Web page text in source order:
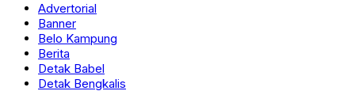
Advertorial
Banner
Belo Kampung
Berita
Detak Babel
Detak Bengkalis